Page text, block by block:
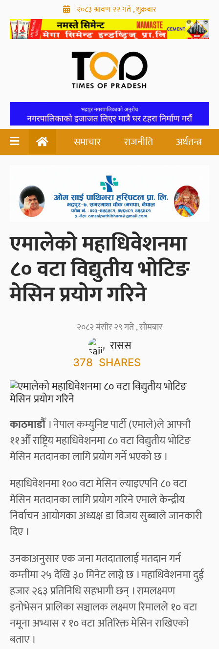
२०८३ श्रावण २२ गते , शुक्रबार
समाचार राजनीति अर्थतन्त्र
एमालेको महाधिवेशनमा
८० वटा विद्युतीय भोटिङ
मेसिन प्रयोग गरिने
रासस
२०८२ मंसीर २९ गते , सोमबार
378 SHARES
काठमाडौँ। नेपाल कम्युनिष्ट पार्टी (एमाले)ले आफ्नौ
११औँ राष्ट्रिय महाधिवेशनमा ८० वटा विद्युतीय भोटिङ
मेसिन मतदानका लागि प्रयोग गर्ने भएको छ ।
महाधिवेशनमा १०० वटा मेसिन ल्याइएपनि ८० वटा
मेसिन मतदानका लागि प्रयोग गरिने एमाले केन्द्रीय
निर्वाचन आयोगका अध्यक्ष डा विजय सुब्बाले जानकारी
दिए ।
उनकाअनुसार एक जना मतदातालाई मतदान गर्न
कम्तीमा २५ देखि ३० मिनेट लाग्ने छ । महाधिवेशनमा दुई
हजार २६३ प्रतिनिधि सहभागी छन् । रामलक्ष्मण
इनोभेसन प्रालिका सञ्चालक लक्ष्मण रिमालले १० वटा
नमूना अभ्यास र १० वटा अतिरिक्त मेसिन राखिएको
बताए ।